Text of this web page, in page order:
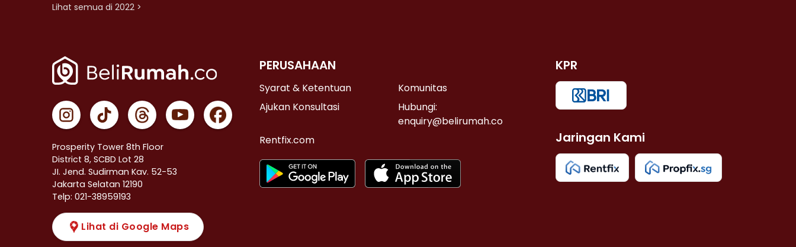
Lihat semua di 2022 >
Prosperity Tower 8th Floor
District 8, SCBD Lot 28
JI. Jend. Sudirman Kav. 52-53
Jakarta Selatan 12190
Telp: 021-38959193
Lihat di Google Maps
PERUSAHAAN
Syarat & Ketentuan
Komunitas
Ajukan Konsultasi
Hubungi:
enquiry@belirumah.co
Rentfix.com
KPR
Jaringan Kami